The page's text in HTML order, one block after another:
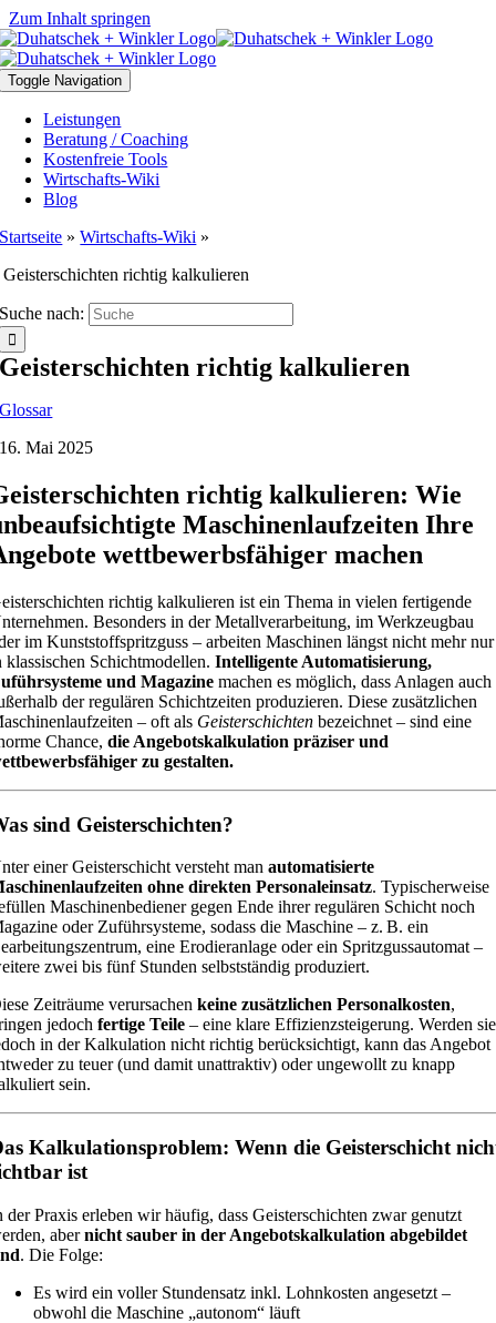
Zum Inhalt springen
Toggle Navigation
Leistungen
Beratung / Coaching
Kostenfreie Tools
Wirtschafts-Wiki
Blog
Startseite »Wirtschafts-Wiki »
Geisterschichten richtig kalkulieren
Suche nach:
Geisterschichten richtig kalkulieren
Glossar
16. Mai 2025
richtig kalkulieren: Wie
Maschinenlaufzeiten Ihre
wettbewerbsfähiger machen
richtig kalkulieren ist ein Thema in vielen fertigende
Besonders in der Metallverarbeitung, im Werkzeugbau
im Kunststoffspritzguss – arbeiten Maschinen längst nicht mehr nur
klassischen Schichtmodellen.Intelligente Automatisierung,
und Magazine machen es möglich, dass Anlagen auch
der regulären Schichtzeiten produzieren. Diese zusätzlichen
– oft als Geisterschichten bezeichnet – sind eine
Chance,die Angebotskalkulation präziser und
zu gestalten.
sind Geisterschichten?
einer Geisterschicht versteht manautomatisierte
ohne direkten Personaleinsatz. Typischerweise
Maschinenbediener gegen Ende ihrer regulären Schicht noch
oder Zuführsysteme, sodass die Maschine – z. B. ein
eine Erodieranlage oder ein Spritzgussautomat –
zwei bis fünf Stunden selbstständig produziert.
Zeiträume verursachenkeine zusätzlichen Personalkosten,
jedochfertige Teile – eine klare Effizienzsteigerung. Werden sie
in der Kalkulation nicht richtig berücksichtigt, kann das Angebot
zu teuer (und damit unattraktiv) oder ungewollt zu knapp
sein.
Kalkulationsproblem: Wenn die Geisterschicht
ist
der Praxis erleben wir häufig, dass Geisterschichten zwar genutzt
abernicht sauber in der Angebotskalkulation abgebildet
. Die Folge:
Es wird ein voller Stundensatz inkl. Lohnkosten angesetzt –
obwohl die Maschine „autonom“ läuft